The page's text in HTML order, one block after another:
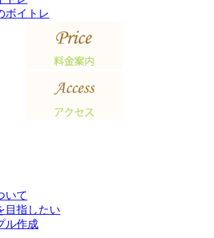
いて
目指したい
ル作成